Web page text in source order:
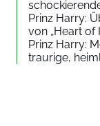
Prinz Harry:
von „Heart of
Prinz Harry:
traurige,